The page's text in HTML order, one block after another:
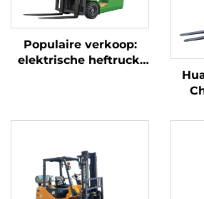
Populaire verkoop:
elektrische heftruck,